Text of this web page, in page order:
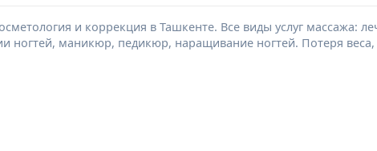
и коррекция в Ташкенте. Все виды услуг массажа:
ногтей, маникюр, педикюр, наращивание ногтей. Потеря